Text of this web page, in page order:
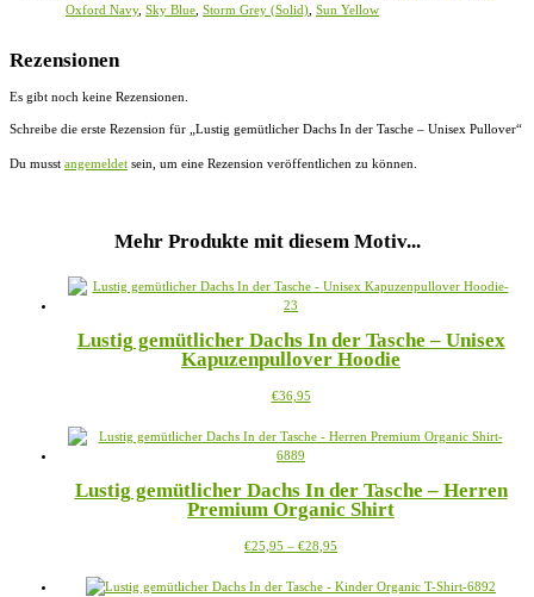
Oxford Navy, Sky Blue Storm Grey (Solid) Sun Yellow
Rezensionen
Es gibt noch keine Rezensionen.
Schreibe die erste Rezension für „Lustig gemütlicher Dachs In der Tasche – Unisex Pullover“
Du musst angemeldet sein, um eine Rezension veröffentlichen zu können.
Mehr Produkte mit diesem Motiv...
Lustig gemütlicher Dachs In der Tasche – Unisex
Kapuzenpullover Hoodie
€36,95Dieses
weist
auf.
Die
können
der
Lustig gemütlicher Dachs In der Tasche – Herren
Premium Organic Shirt
€25,95 – €28,95
bis
weist